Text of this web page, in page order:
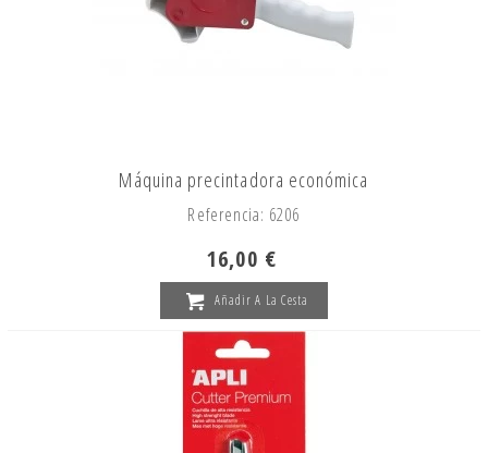
Máquina precintadora económica
Referencia: 6206
16,00 €
Añadir A La Cesta